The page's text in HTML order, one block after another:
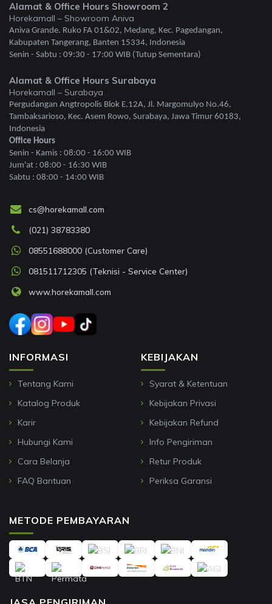
Alamat & Office Hours Showroom 2
Horekamall – Showroom Aniva
Aniva Grande. Ruko FA 01&02, Medang, Kec. Pagedangan,
Kabupaten Tangerang, Banten 15334, Indonesia
Senin - Sabtu : 09:30 - 17:00 WIB (Tutup Sementara)
Alamat & Office Hours Surabaya
Horekamall – Surabaya
Pergudangan Angtropolis Blok E.12A, Jl. Margomulyo No.46,
Tambaksarioso, Kec. Asem Rowo, Surabaya, Jawa Timur 60183,
Indonesia
Office Hours
Senin - Kamis : 08:00 - 16:00 WIB
Jum'at : 08:00 - 16:30 WIB
Sabtu : 08:00 - 14:00 WIB
INFORMASI
Tentang Kami
Katalog Produk
Karir
Hubungi Kami
Cara Belanja
FAQ Bantuan
KEBIJAKAN
Syarat & Ketentuan
Kebijakan Privasi
Kebijakan Refund
Info Pengiriman
Retur Produk
Periksa Garansi
cs@horekamall.com
(021) 38783380
08551688000 (Customer Care)
081511712305 (Teknisi - Service Center)
www.horekamall.com
METODE PEMBAYARAN